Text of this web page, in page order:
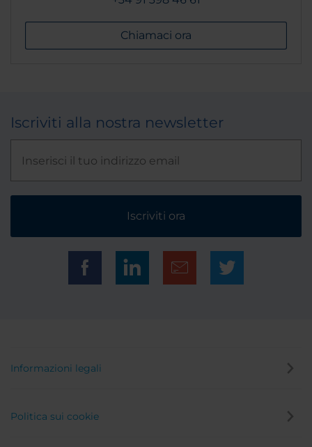
Chiamaci ora
Iscriviti alla nostra newsletter
Iscriviti ora
Informazioni legali
Politica sui cookie